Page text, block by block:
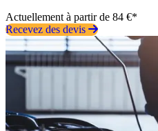
Actuellement à partir de 84 €*
Recevez des devis